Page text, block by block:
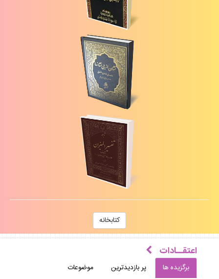
كتابخانه
اعتقــادات
برگزيده ها پر بازديدترين
موضوعات